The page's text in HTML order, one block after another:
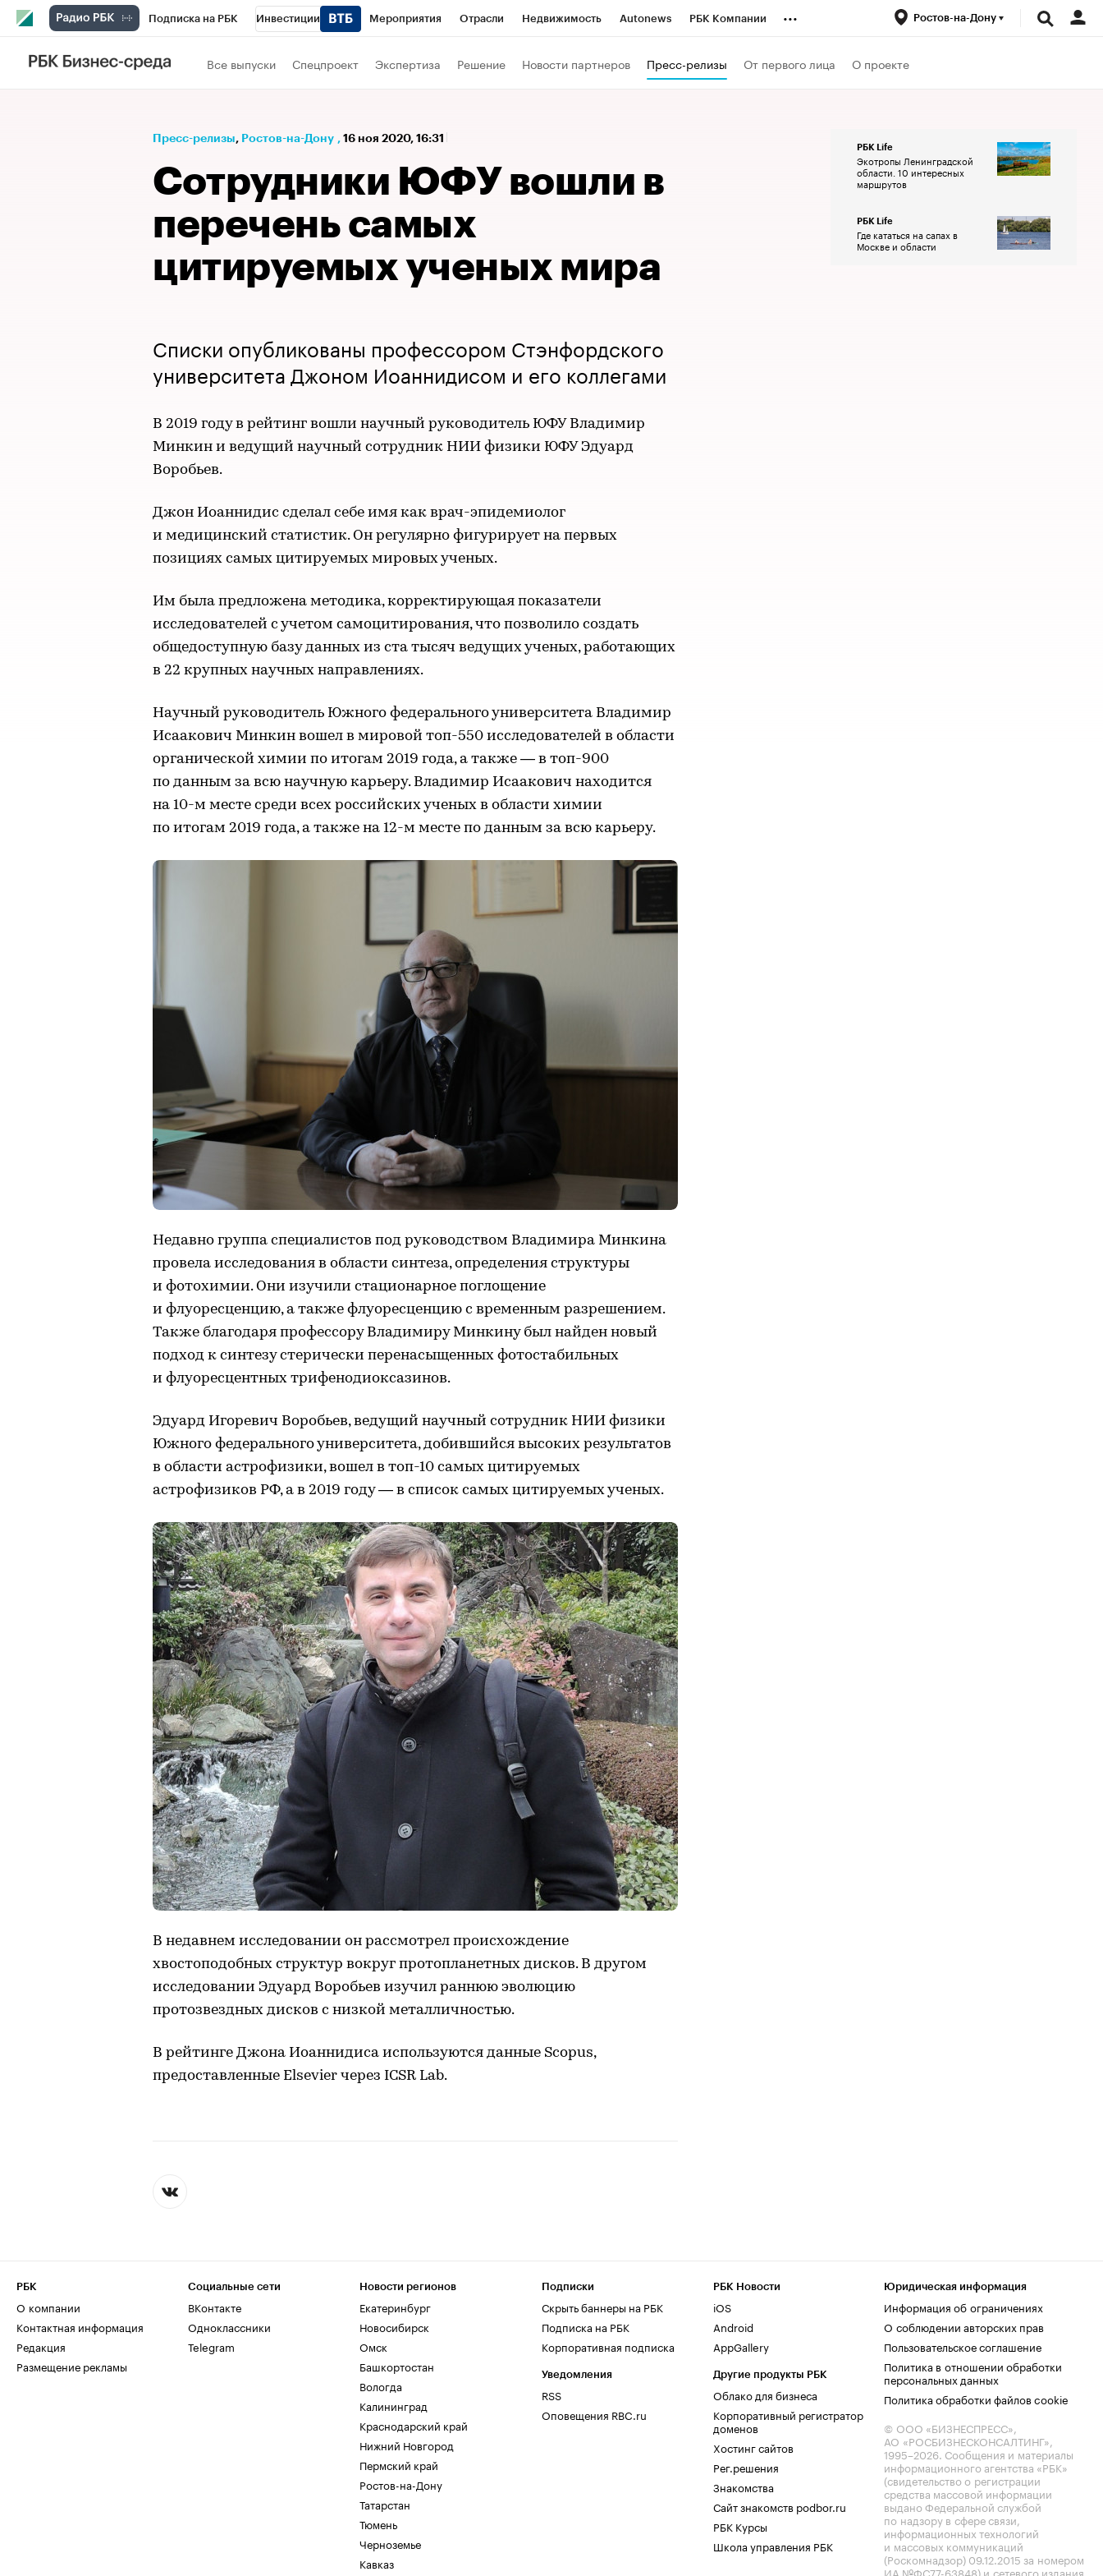
Подписка на РБК Инвестиции Мероприятия Отрасли Недвижимость Autonews РБК Компании
Телеканал
Спецпроекты Политика Экономика
Рынок наличной валюты
... Ростов-на-Дону
Все выпуски Спецпроект Экспертиза Решение Новости партнеров Пресс-релизы От первого лица О проекте
Пресс-релизы⁠, Ростов-на-Дону , 16 ноя 2020, 16:31
Сотрудники ЮФУ вошли в
перечень самых
цитируемых ученых мира
Списки опубликованы профессором Стэнфордского
университета Джоном Иоаннидисом и его коллегами
В 2019 году в рейтинг вошли научный руководитель ЮФУ Владимир
Минкин и ведущий научный сотрудник НИИ физики ЮФУ Эдуард
Воробьев.
Джон Иоаннидис сделал себе имя как врач-эпидемиолог
и медицинский статистик. Он регулярно фигурирует на первых
позициях самых цитируемых мировых ученых.
Им была предложена методика, корректирующая показатели
исследователей с учетом самоцитирования, что позволило создать
общедоступную базу данных из ста тысяч ведущих ученых, работающих
в 22 крупных научных направлениях.
Научный руководитель Южного федерального университета Владимир
Исаакович Минкин вошел в мировой топ-550 исследователей в области
органической химии по итогам 2019 года, а также — в топ-900
по данным за всю научную карьеру. Владимир Исаакович находится
на 10-м месте среди всех российских ученых в области химии
по итогам 2019 года, а также на 12-м месте по данным за всю карьеру.
Недавно группа специалистов под руководством Владимира Минкина
провела исследования в области синтеза, определения структуры
и фотохимии. Они изучили стационарное поглощение
и флуоресценцию, а также флуоресценцию с временным разрешением.
Также благодаря профессору Владимиру Минкину был найден новый
подход к синтезу стерически перенасыщенных фотостабильных
и флуоресцентных трифенодиоксазинов.
Эдуард Игоревич Воробьев, ведущий научный сотрудник НИИ физики
Южного федерального университета, добившийся высоких результатов
в области астрофизики, вошел в топ-10 самых цитируемых
астрофизиков РФ, а в 2019 году — в список самых цитируемых ученых.
В недавнем исследовании он рассмотрел происхождение
хвостоподобных структур вокруг протопланетных дисков. В другом
исследовании Эдуард Воробьев изучил раннюю эволюцию
протозвездных дисков с низкой металличностью.
В рейтинге Джона Иоаннидиса используются данные Scopus,
предоставленные Elsevier через ICSR Lab.
РБК Life
Экотропы Ленинградской
области. 10 интересных
маршрутов
РБК Life
Где кататься на сапах в
Москве и области
РБК
О компании
Контактная информация
Редакция
Размещение рекламы
Социальные сети
ВКонтакте
Одноклассники
Telegram
Новости регионов
Екатеринбург
Новосибирск
Омск
Башкортостан
Вологда
Калининград
Краснодарский край
Нижний Новгород
Пермский край
Ростов-на-Дону
Татарстан
Тюмень
Черноземье
Кавказ
Подписки
Скрыть баннеры на РБК
Подписка на РБК
Корпоративная подписка
Уведомления
RSS
Оповещения RBC.ru
РБК Новости
iOS
Android
AppGallery
Другие продукты РБК
Облако для бизнеса
Корпоративный регистратор
доменов
Хостинг сайтов
Рег.решения
Знакомства
Сайт знакомств podbor.ru
РБК Курсы
Школа управления РБК
Юридическая информация
Информация об ограничениях
О соблюдении авторских прав
Пользовательское соглашение
Политика в отношении обработки
персональных данных
Политика обработки файлов cookie
© ООО «БИЗНЕСПРЕСС»,
АО «РОСБИЗНЕСКОНСАЛТИНГ»,
1995–2026. Сообщения и материалы
информационного агентства «РБК»
(свидетельство о регистрации
средства массовой информации
выдано Федеральной службой
по надзору в сфере связи,
информационных технологий
и массовых коммуникаций
(Роскомнадзор) 09.12.2015 за номером
ИА №ФС77-63848) и сетевого издания